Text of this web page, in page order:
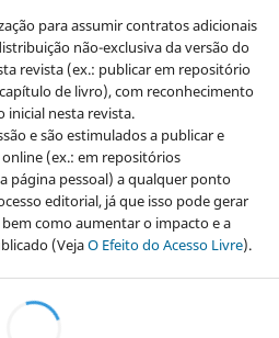
para assumir contratos adicionais
não-exclusiva da versão do
revista (ex.: publicar em repositório
de livro), com reconhecimento
inicial nesta revista.
e são estimulados a publicar e
(ex.: em repositórios
página pessoal) a qualquer ponto
editorial, já que isso pode gerar
como aumentar o impacto e a
(VejaO Efeito do Acesso Livre).